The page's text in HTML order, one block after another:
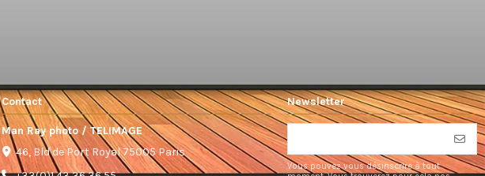
Contact
Man Ray photo / TELIMAGE
46, Bld de Port Royal 75005 Paris
Newsletter
Vous pouvez vous désinscrire à tout